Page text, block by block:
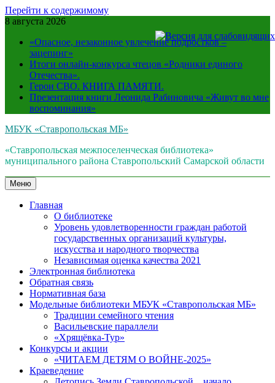
Перейти к содержимому
8 августа 2026
«Опасное, незаконное увлечение подростков –
зацепинг»
Итоги онлайн-конкурса чтецов «Родники единого
Отечества».
Герои СВО. КНИГА ПАМЯТИ.
Презентация книги Леонида Рабиновича «Живут во мне
воспоминания»
МБУК «Ставропольская МБ»
«Ставропольская межпоселенческая библиотека»
муниципального района Ставропольский Самарской области
Меню
Главная
О библиотеке
Уровень удовлетворенности граждан работой
государственных организаций культуры,
искусства и народного творчества
Независимая оценка качества 2021
Электронная библиотека
Обратная связь
Нормативная база
Модельные библиотеки МБУК «Ставропольская МБ»
Традиции семейного чтения
Васильевские параллели
«Хрящёвка-Тур»
Конкурсы и акции
«ЧИТАЕМ ДЕТЯМ О ВОЙНЕ-2025»
Краеведение